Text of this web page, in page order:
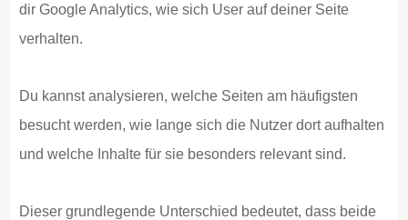
dir Google Analytics, wie sich User auf deiner Seite
verhalten.
Du kannst analysieren, welche Seiten am häufigsten
besucht werden, wie lange sich die Nutzer dort aufhalten
und welche Inhalte für sie besonders relevant sind.
Dieser grundlegende Unterschied bedeutet, dass beide